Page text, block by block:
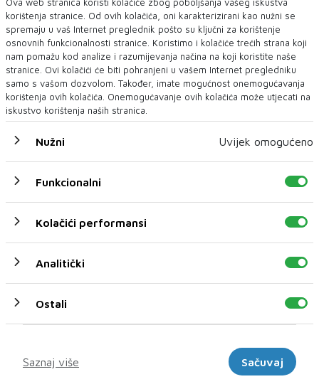
BIH
korištenja stranice. Od ovih kolačića, oni karakterizirani kao nužni se
spremaju u vaš Internet preglednik pošto su ključni za korištenje
osnovnih funkcionalnosti stranice. Koristimo i kolačiće trećih strana koji
nam pomažu kod analize i razumijevanja načina na koji koristite naše
stranice. Ovi kolačići će biti pohranjeni u vašem Internet pregledniku
samo s vašom dozvolom. Također, imate mogućnost onemogućavanja
korištenja ovih kolačića. Onemogućavanje ovih kolačića može utjecati na
iskustvo korištenja naših stranica.
Nužni Uvijek omogućeno
Funkcionalni
Kolačići performansi
Analitički
Ostali
Saznaj više
Sačuvaj